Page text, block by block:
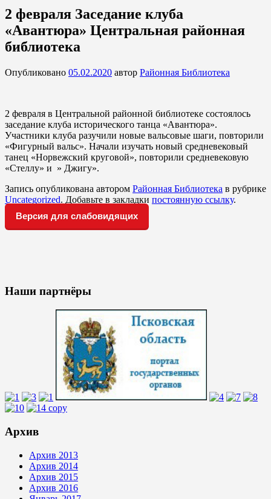
2 февраля Заседание клуба
«Авантюра» Центральная районная
библиотека
Опубликовано 05.02.2020 автор Районная Библиотека
2 февраля в Центральной районной библиотеке состоялось
заседание клуба исторического танца «Авантюра».
Участники клуба разучили новые вальсовые шаги, повторили
«Фигурный вальс». Начали изучать новый средневековый
танец «Норвежский круговой», повторили средневековую
«Стеллу» и » Джигу».
Запись опубликована автором Районная Библиотека в рубрике
Uncategorized. Добавьте в закладки постоянную ссылку.
Версия для слабовидящих
Наши партнёры
Архив
Архив 2013
Архив 2014
Архив 2015
Архив 2016